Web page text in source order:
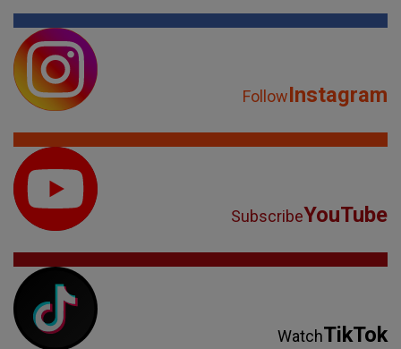
FollowInstagram
SubscribeYouTube
WatchTikTok